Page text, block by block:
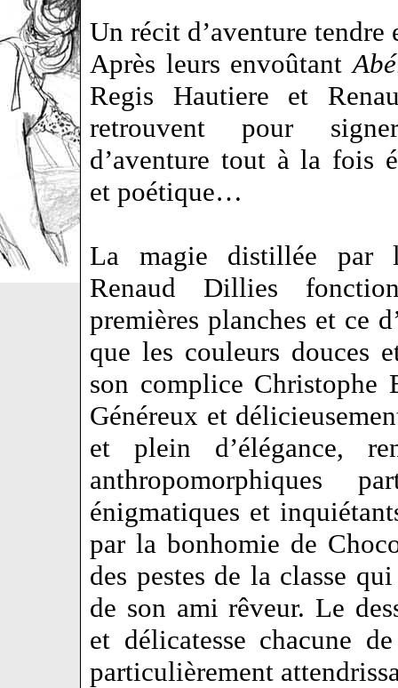
Un récit d’aventure tendre
Après leurs envoûtant
Regis Hautiere et
retrouvent pour
d’aventure tout à la fois
et poétique…
La magie distillée par
Renaud Dillies
premières planches et ce
que les couleurs douces
son complice Christophe
Généreux et
et plein d’élégance,
anthropomorphiques
énigmatiques et
par la bonhomie de
des pestes de la classe
de son ami rêveur. Le
et délicatesse chacune
particulièrement